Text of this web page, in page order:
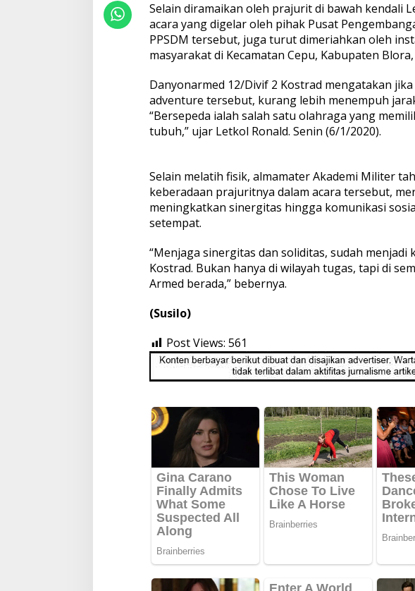
Selain diramaikan oleh prajurit di bawah kendali
acara yang digelar oleh pihak Pusat
PPSDM tersebut, juga turut dimeriahkan oleh
masyarakat di Kecamatan Cepu, Kabupaten
Danyonarmed 12/Divif 2 Kostrad mengatakan
adventure tersebut, kurang lebih menempuh
“Bersepeda ialah salah satu olahraga yang
tubuh,” ujar Letkol Ronald. Senin (6/1/2020).
Selain melatih fisik, almamater Akademi Militer
keberadaan prajuritnya dalam acara tersebut,
meningkatkan sinergitas hingga komunikasi
setempat.
“Menjaga sinergitas dan soliditas, sudah menjadi
Kostrad. Bukan hanya di wilayah tugas, tapi di
Armed berada,” bebernya.
(Susilo)
Post Views: 561